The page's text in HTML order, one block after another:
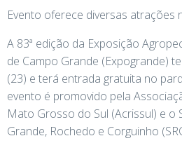
Evento oferece diversas atrações
A 83ª edição da Exposição
de Campo Grande (Expogrande)
(23) e terá entrada gratuita no
evento é promovido pela
Mato Grosso do Sul (Acrissul) e o
Grande, Rochedo e Corguinho